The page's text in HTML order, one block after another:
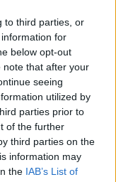
to third parties, or
for
below opt-out
note that after your
seeing
utilized by
parties prior to
of the further
third parties on the
information may
the IAB’s List of
gara.
oggi arrivino i
test effettuati
squadra
Se tale
lunedì, l'Asl